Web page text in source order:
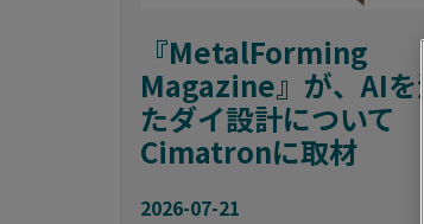
『MetalForming
Magazine』が、AI
たダイ設計について
Cimatronに取材
2026-07-21